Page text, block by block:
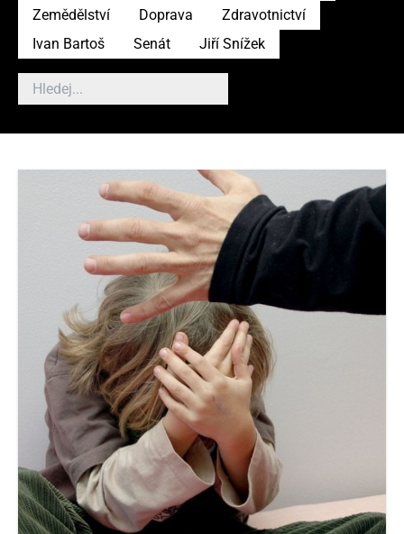
Zemědělství
Doprava
Zdravotnictví
Ivan Bartoš
Senát Jiří Snížek